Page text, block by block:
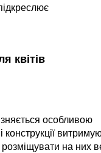
квітів
особливою
конструкції
на них